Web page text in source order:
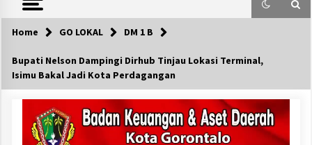
Home GO LOKAL DM 1 B
Bupati Nelson Dampingi Dirhub Tinjau Lokasi Terminal,
Isimu Bakal Jadi Kota Perdagangan